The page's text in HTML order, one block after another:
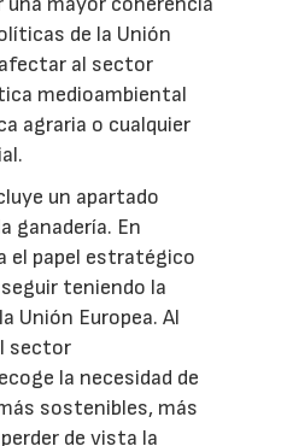
de la Unión
afectar al sector
medioambiental
agraria o cualquier
un apartado
ganadería. En
el papel estratégico
teniendo la
Unión Europea. Al
sector
la necesidad de
sostenibles, más
de vista la